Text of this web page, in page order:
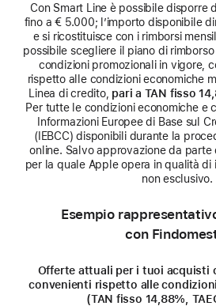
Con Smart Line è possibile disporre
fino a € 5.000; l’importo disponibile
e si ricostituisce con i rimborsi
possibile scegliere il piano di
condizioni promozionali in vigore,
rispetto alle condizioni economiche
Linea di credito, pari a TAN fisso
Per tutte le condizioni economiche e
Informazioni Europee di Base sul
(IEBCC) disponibili durante la
online. Salvo approvazione da parte
per la quale Apple opera in qualità di
non esclusivo.
Esempio
con
Offerte attuali per i tuoi acquisti
convenienti rispetto alle
(TAN fisso 14,88%,